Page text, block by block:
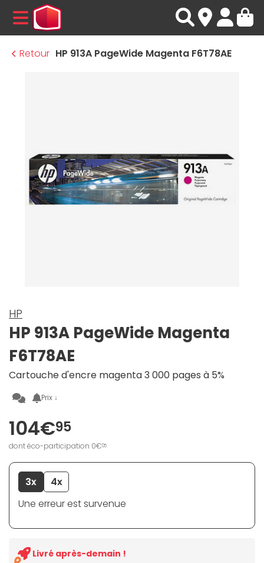
MENU
Retour HP 913A PageWide Magenta F6T78AE
HP
HP 913A PageWide Magenta
F6T78AE
Cartouche d'encre magenta 3 000 pages à 5%
Prix ↓
104€95
dont éco-participation 0€05
3x
4x
Une erreur est survenue
Livré après-demain !